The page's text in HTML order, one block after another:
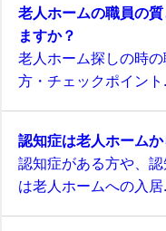
老人ホームの職員の
ますか？
老人ホーム探しの時
方・チェックポイント
認知症は老人ホーム
認知症がある方や、
は老人ホームへの入居